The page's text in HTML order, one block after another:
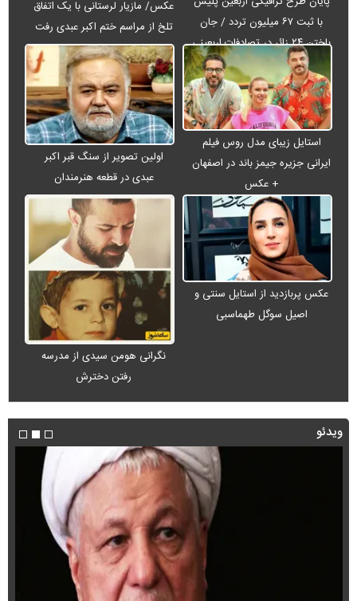
با ثبت ۶۷ میلیون تردد / جان
باختن ۲۴ زائر در تصادفات اربعینی
عکس/ مازیار لرستانی با یک اتفاق
تلخ از مراسم ختم اکبر عبدی رفت
استایل زیبای مدل روس فیلم
ایرانی جزیره جیمز باند در اصفهان
+ عکس
اولین تصویر از سنگ قبر اکبر
عبدی در قطعه هنرمندان
عکس پربازدید از استایل سنتی و
اصیل سوگل طهماسبی
نگرانی هومن سیدی از مدرسه
رفتن دخترش
ویدئو